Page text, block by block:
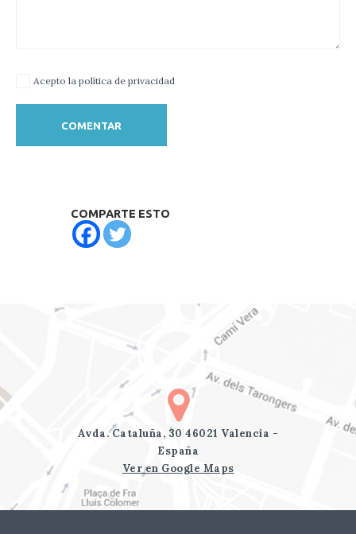
Acepto la política de privacidad
COMPARTE ESTO
Avda. Cataluña, 30 46021 Valencia -
España
Ver en Google Maps